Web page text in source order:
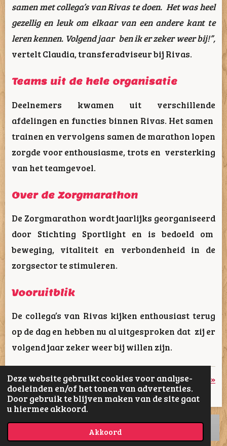
Deze website gebruikt cookies voor analyse-
doeleinden en/of het tonen van advertenties.
Door gebruik te blijven maken van de site gaat
u hiermee akkoord.
Akkoord
samen met collega’s van Rivas te doen. Het was heel
gezellig en leuk om elkaar van een andere kant te
leren kennen. Volgend jaar ben ik er zeker weer bij!”,
vertelt Claudia, transferadviseur bij Rivas.
Teams uit de hele organisatie
Deelnemers kwamen uit verschillende
afdelingen en functies binnen Rivas. Het samen
trainen en vervolgens samen de marathon lopen
zorgde voor enthousiasme, trots en versterking
van het teamgevoel.
Over de Zorgmarathon
De Zorgmarathon wordt jaarlijks georganiseerd
door Stichting Sportlight en is bedoeld om
beweging, vitaliteit en verbondenheid in de
zorgsector te stimuleren.
Vooruitblik
De collega’s van Rivas kijken enthousiast terug
op de dag en hebben nu al uitgesproken dat zij er
volgend jaar zeker weer bij willen zijn.
«Vorige Volgende »
D
e
D
e
S
h
D
e